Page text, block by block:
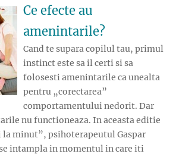
Ce efecte au
amenintarile?
Cand te supara copilul tau, primul
instinct este sa il certi si sa
folosesti amenintarile ca unealta
pentru „corectarea”
comportamentului nedorit. Dar
nu functioneaza. In aceasta editie
minut”, psihoterapeutul Gaspar
intampla in momentul in care iti